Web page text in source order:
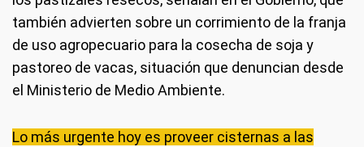
también advierten sobre un corrimiento de la franja
de uso agropecuario para la cosecha de soja y
pastoreo de vacas, situación que denuncian desde
el Ministerio de Medio Ambiente.
Lo más urgente hoy es proveer cisternas a las